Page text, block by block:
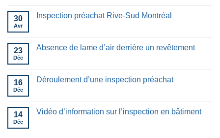
30
Avr
Inspection préachat Rive-Sud Montréal
23
Déc
Absence de lame d’air derrière un revêtement
16
Déc
Déroulement d’une inspection préachat
14
Déc
Vidéo d’information sur l’inspection en bâtiment